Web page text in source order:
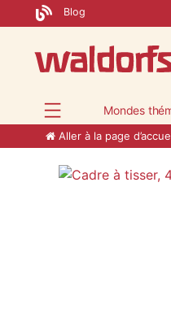
Blog
Mondes
Aller à la page